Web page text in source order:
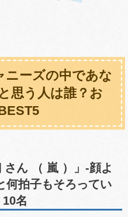
ニーズの中であな
思う人は誰？お
ん （ 嵐 ）」-顔よ
何拍子もそろってい
名